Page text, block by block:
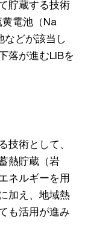
貯蔵する技術
黄電池（Na
などが該当し
落が進むLIBを
技術として、
熱貯蔵（岩
ネルギーを用
加え、地域熱
も活用が進み